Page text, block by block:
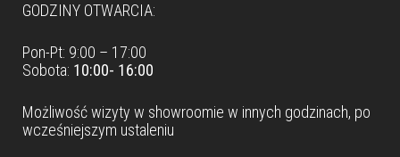
GODZINY OTWARCIA:
Pon-Pt: 9:00 – 17:00
Sobota: 10:00- 16:00
Możliwość wizyty w showroomie w innych godzinach, po
wcześniejszym ustaleniu